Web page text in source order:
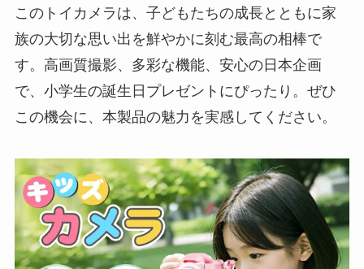
このトイカメラは、子どもたちの成長とともに家
族の大切な思い出を鮮やかに刻む最高の相棒で
す。高画質撮影、多彩な機能、安心の日本企画
で、小学生の誕生日プレゼントにぴったり。ぜひ
この機会に、本製品の魅力を実感してください。